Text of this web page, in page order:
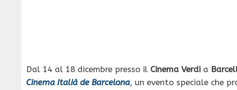
Dal 14 al 18 dicembre presso il Cinema Verdi a
Cinema Italià de Barcelona, un evento speciale che